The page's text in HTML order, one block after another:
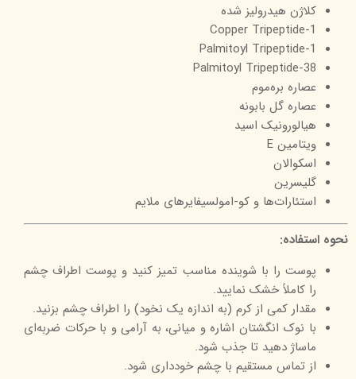
کلاژن هیدرولیز شده
Copper Tripeptide-1
Palmitoyl Tripeptide‑1
Palmitoyl Tripeptide‑38
عصاره بره‌موم
عصاره گل بابونه
هیالورونیک اسید
ویتامین E
اسکوالان
گلیسرین
استئارات‌ها و کو-امولسیفایرهای ملایم
نحوه استفاده:
پوست را با شوینده مناسب تمیز کنید و پوست اطراف چشم
را کاملاً خشک نمایید.
مقدار کمی از کرم (به اندازه یک نخود) را اطراف چشم بزنید.
با نوک انگشتان اشاره و میانی، به آرامی و با حرکات ضربه‌ای
ماساژ دهید تا جذب شود.
از تماس مستقیم با چشم خودداری شود.